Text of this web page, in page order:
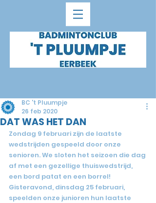
DAT WAS HET DAN
BC 't Pluumpje
26 feb 2020
Zondag 9 februari zijn de laatste
wedstrijden gespeeld door onze
senioren. We sloten het seizoen die dag
af met een gezellige thuiswedstrijd,
een bord patat en een borrel!
Gisteravond, dinsdag 25 februari,
speelden onze junioren hun laatste